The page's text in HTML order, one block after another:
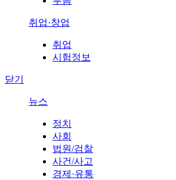
취업·창업
취업
시험정보
닫기
뉴스
정치
사회
법원/검찰
사건/사고
경제·유통